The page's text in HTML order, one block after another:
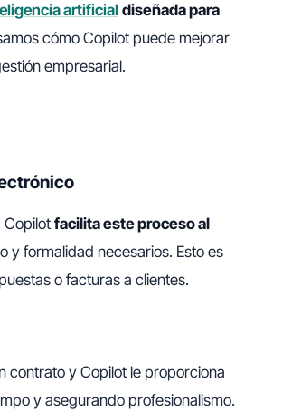
artificial diseñada para
cómo Copilot puede mejorar
empresarial.
Copilotfacilita este proceso al
y formalidad necesarios. Esto es
o facturas a clientes.
contrato y Copilot le proporciona
y asegurando profesionalismo.